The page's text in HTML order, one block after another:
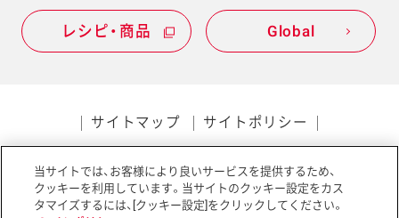
レシピ・商品 Global
サイトマップ サイトポリシー
ソーシャルメディアポリシー アクセシビリティ
当サイトでは、お客様により良いサービスを提供するため、
クッキーを利用しています。当サイトのクッキー設定をカス
タマイズするには、[クッキー設定]をクリックしてください。